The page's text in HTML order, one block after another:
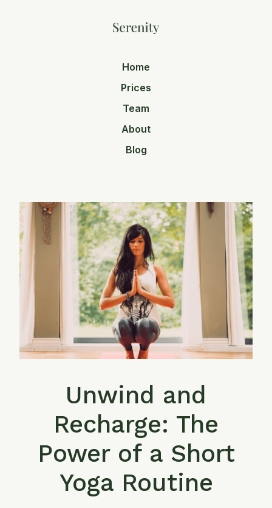
Home
Prices
Team
About
Blog
Unwind and
Recharge: The
Power of a Short
Yoga Routine